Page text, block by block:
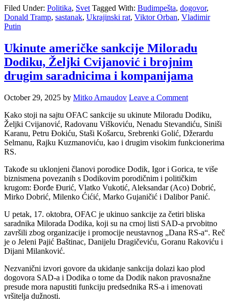
Filed Under: Politika, Svet Tagged With: Budimpešta, dogovor,
Donald Tramp, sastanak, Ukrajinski rat, Viktor Orban, Vladimir
Putin
Ukinute američke sankcije Miloradu
Dodiku, Željki Cvijanović i brojnim
drugim saradnicima i kompanijama
October 29, 2025 by Mitko Arnaudov Leave a Comment
Kako stoji na sajtu OFAC sankcije su ukinute Miloradu Dodiku,
Željki Cvijanović, Radovanu Viškoviću, Nenadu Stevandiću, Siniši
Karanu, Petru Đokiću, Staši Košarcu, Srebrenki Golić, Džerardu
Selmanu, Rajku Kuzmanoviću, kao i drugim visokim funkcionerima
RS.
Takođe su uklonjeni članovi porodice Dodik, Igor i Gorica, te više
biznismena povezanih s Dodikovim porodičnim i političkim
krugom: Đorđe Đurić, Vlatko Vukotić, Aleksandar (Aco) Dobrić,
Mirko Dobrić, Milenko Ćićić, Marko Gujaničić i Dalibor Panić.
U petak, 17. oktobra, OFAC je ukinuo sankcije za četiri bliska
saradnika Milorada Dodika, koji su na crnoj listi SAD-a prvobitno
završili zbog organizacije i promocije neustavnog „Dana RS-a“. Reč
je o Jeleni Pajić Baštinac, Danijelu Dragičeviću, Goranu Rakoviću i
Dijani Milanković.
Nezvanični izvori govore da ukidanje sankcija dolazi kao plod
dogovora SAD-a i Dodika o tome da Dodik nakon pravosnažne
presude mora napustiti funkciju predsednika RS-a i imenovati
vršitelja dužnosti.